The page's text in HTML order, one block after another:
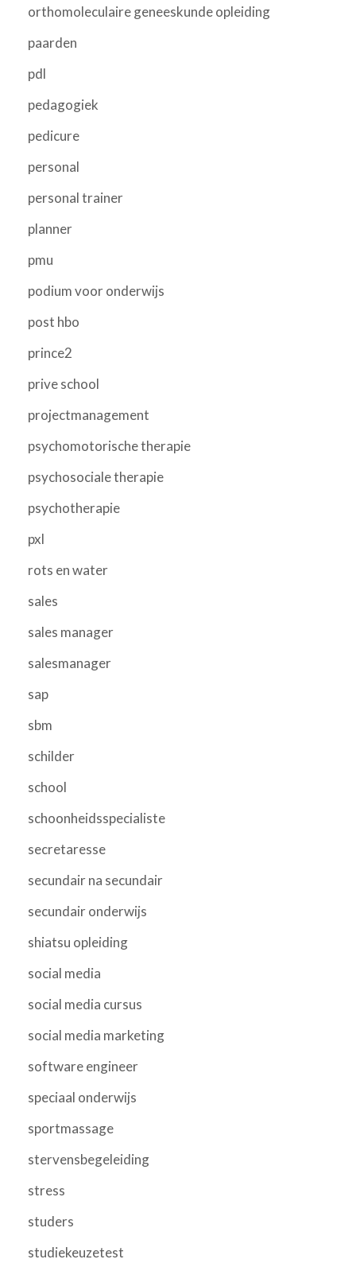
orthomoleculaire geneeskunde opleiding
paarden
pdl
pedagogiek
pedicure
personal
personal trainer
planner
pmu
podium voor onderwijs
post hbo
prince2
prive school
projectmanagement
psychomotorische therapie
psychosociale therapie
psychotherapie
pxl
rots en water
sales
sales manager
salesmanager
sap
sbm
schilder
school
schoonheidsspecialiste
secretaresse
secundair na secundair
secundair onderwijs
shiatsu opleiding
social media
social media cursus
social media marketing
software engineer
speciaal onderwijs
sportmassage
stervensbegeleiding
stress
studers
studiekeuzetest